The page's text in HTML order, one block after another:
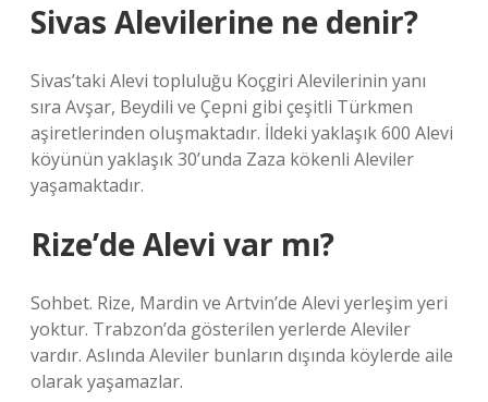
Sivas Alevilerine ne denir?
Sivas’taki Alevi topluluğu Koçgiri Alevilerinin yanı
sıra Avşar, Beydili ve Çepni gibi çeşitli Türkmen
aşiretlerinden oluşmaktadır. İldeki yaklaşık 600 Alevi
köyünün yaklaşık 30’unda Zaza kökenli Aleviler
yaşamaktadır.
Rize’de Alevi var mı?
Sohbet. Rize, Mardin ve Artvin’de Alevi yerleşim yeri
yoktur. Trabzon’da gösterilen yerlerde Aleviler
vardır. Aslında Aleviler bunların dışında köylerde aile
olarak yaşamazlar.